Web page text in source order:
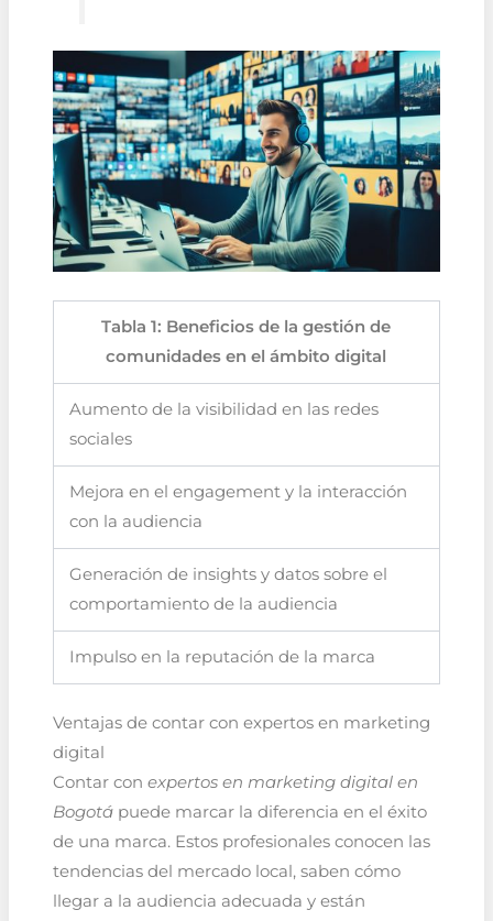
Tabla 1: Beneficios de la gestión de
comunidades en el ámbito digital
Aumento de la visibilidad en las redes
sociales
Mejora en el engagement y la interacción
con la audiencia
Generación de insights y datos sobre el
comportamiento de la audiencia
Impulso en la reputación de la marca
Ventajas de contar con expertos en marketing
digital
Contar con expertos en marketing digital en
Bogotápuede marcar la diferencia en el éxito
de una marca. Estos profesionales conocen las
tendencias del mercado local, saben cómo
llegar a la audiencia adecuada y están